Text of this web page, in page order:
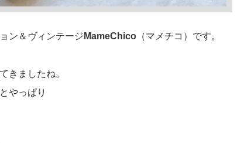
ン＆ヴィンテージ MameChico （マメチコ）です。
きましたね。
やっぱり